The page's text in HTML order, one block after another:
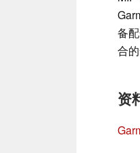
备
合
资